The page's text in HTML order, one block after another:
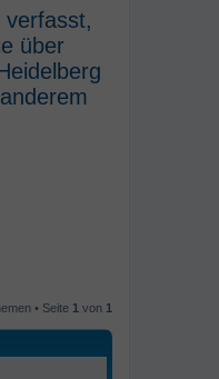
verfasst,
über
• Seite 1 von 1